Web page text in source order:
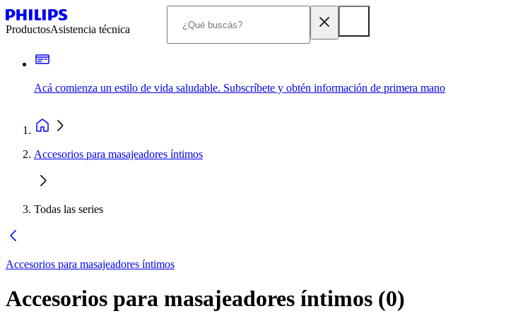
ProductosAsistencia técnica
Acá comienza un estilo de vida saludable. Subscríbete y obtén información de primera mano
Accesorios para masajeadores íntimos
Todas las series
Accesorios para masajeadores íntimos
Accesorios para masajeadores íntimos (0)